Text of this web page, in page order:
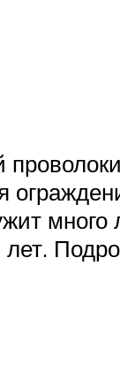
много
лет.